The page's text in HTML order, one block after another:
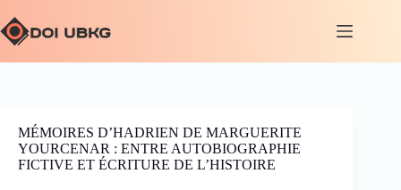
MÉMOIRES D’HADRIEN DE MARGUERITE
YOURCENAR : ENTRE AUTOBIOGRAPHIE
FICTIVE ET ÉCRITURE DE L’HISTOIRE